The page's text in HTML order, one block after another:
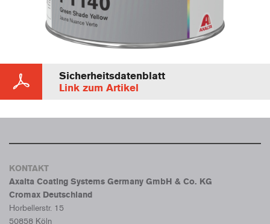
Sicherheitsdatenblatt
Link zum Artikel
KONTAKT
Axalta Coating Systems Germany GmbH & Co. KG
Cromax Deutschland
Horbellerstr. 15
50858 Köln